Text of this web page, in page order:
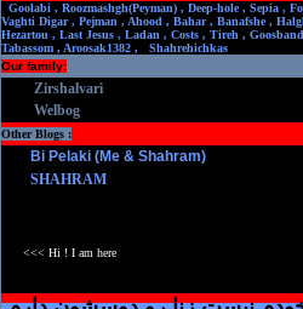
Goolabi , Roozmashgh(Peyman) , Deep-hole , Sepia ,
Vaghti Digar , Pejman , Ahood , Bahar , Banafshe ,
Hezartou , Last Jesus , Ladan , Costs , Tireh ,
Tabassom , Aroosak1382 ,
Shahrehichkas
Our family:
Zirshalvari
Welbog
Other Blogs :
Bi Pelaki (Me & Shahram)
SHAHRAM
<<< Hi ! I am here